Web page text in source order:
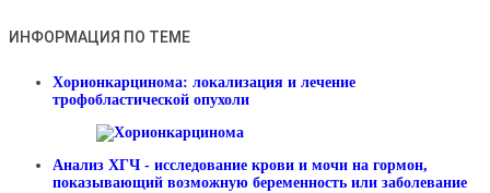
ИНФОРМАЦИЯ ПО ТЕМЕ
Хорионкарцинома: локализация и лечение
трофобластической опухоли
Анализ ХГЧ - исследование крови и мочи на гормон,
показывающий возможную беременность или заболевание